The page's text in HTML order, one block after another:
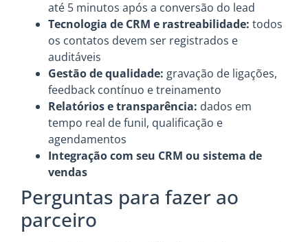
até 5 minutos após a conversão do lead
Tecnologia de CRM e rastreabilidade: todos
os contatos devem ser registrados e
auditáveis
Gestão de qualidade: gravação de ligações,
feedback contínuo e treinamento
Relatórios e transparência: dados em
tempo real de funil, qualificação e
agendamentos
Integração com seu CRM ou sistema de
vendas
Perguntas para fazer ao
parceiro